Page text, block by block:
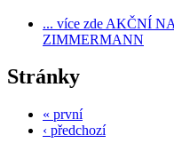
... více zde AKČNÍ
ZIMMERMANN
Stránky
« první
‹ předchozí